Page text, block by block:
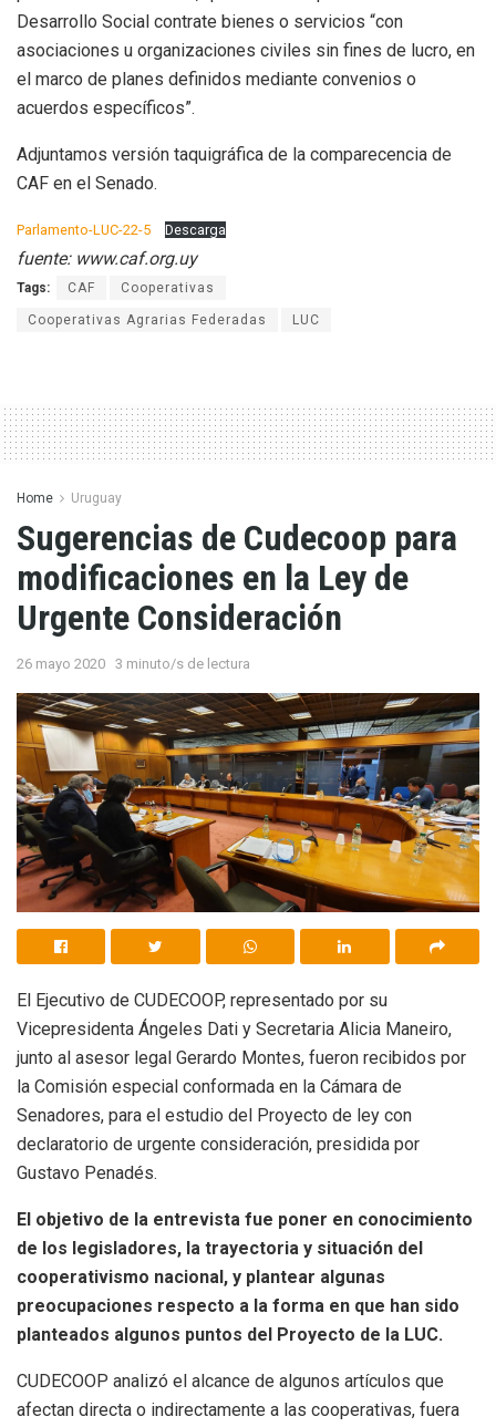
Desarrollo Social contrate bienes o servicios “con
asociaciones u organizaciones civiles sin fines de lucro, en
el marco de planes definidos mediante convenios o
acuerdos específicos”.
Adjuntamos versión taquigráfica de la comparecencia de
CAF en el Senado.
Parlamento-LUC-22-5 Descarga
fuente: www.caf.org.uy
Tags: CAF Cooperativas
Cooperativas Agrarias Federadas LUC
Home Uruguay
Sugerencias de Cudecoop para
modificaciones en la Ley de
Urgente Consideración
26 mayo 2020 3 minuto/s de lectura
El Ejecutivo de CUDECOOP, representado por su
Vicepresidenta Ángeles Dati y Secretaria Alicia Maneiro,
junto al asesor legal Gerardo Montes, fueron recibidos por
la Comisión especial conformada en la Cámara de
Senadores, para el estudio del Proyecto de ley con
declaratorio de urgente consideración, presidida por
Gustavo Penadés.
El objetivo de la entrevista fue poner en conocimiento
de los legisladores, la trayectoria y situación del
cooperativismo nacional, y plantear algunas
preocupaciones respecto a la forma en que han sido
planteados algunos puntos del Proyecto de la LUC.
CUDECOOP analizó el alcance de algunos artículos que
afectan directa o indirectamente a las cooperativas, fuera